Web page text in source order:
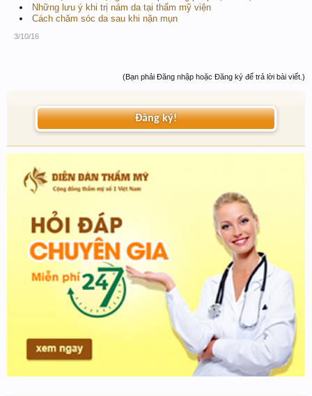
Những lưu ý khi trị nám da tại thẩm mỹ viện
Cách chăm sóc da sau khi nặn mụn
3/10/16
(Bạn phải Đăng nhập hoặc Đăng ký để trả lời bài viết.)
Đăng ký!